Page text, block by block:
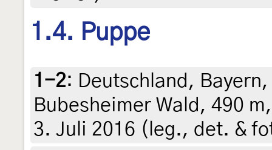
1.4. Puppe
1-2: Deutschland,
Bubesheimer Wald, 490
3. Juli 2016 (leg., det. &